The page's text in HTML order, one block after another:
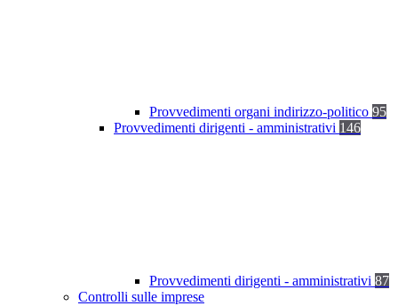
Provvedimenti organi indirizzo-politico 95
Provvedimenti dirigenti - amministrativi 146
Provvedimenti dirigenti - amministrativi 87
Controlli sulle imprese